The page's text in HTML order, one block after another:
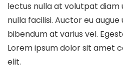
lectus nulla at volutpat diam
nulla facilisi. Auctor eu
bibendum at varius vel.
Lorem ipsum dolor sit amet
elit.